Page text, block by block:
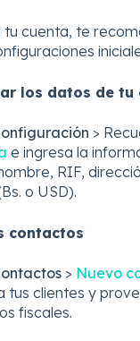
tu cuenta, te
los datos de tu
>
e ingresa la
RIF,
o USD).
contactos
> Nuevo
tus clientes y
fiscales.